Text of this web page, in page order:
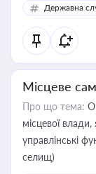
Державна
Місцеве
Про що тема:
місцевої
управлінські
селищ)